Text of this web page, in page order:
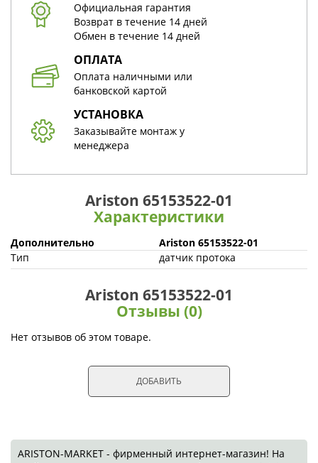
Официальная гарантия
Возврат в течение 14 дней
Обмен в течение 14 дней
ОПЛАТА
Оплата наличными или
банковской картой
УСТАНОВКА
Заказывайте монтаж у
менеджера
Ariston 65153522-01
Характеристики
Дополнительно
Ariston 65153522-01
Тип
датчик протока
Ariston 65153522-01
Отзывы (0)
Нет отзывов об этом товаре.
ДОБАВИТЬ
ARISTON-MARKET - фирменный интернет-магазин! На